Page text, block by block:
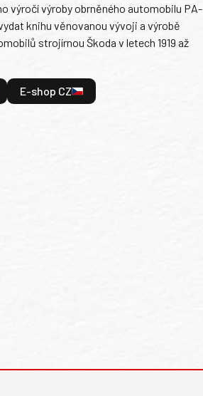
výročí výroby obrněného automobilu PA-
knihu věnovanou vývoji a výrobě
strojírnou Škoda v letech 1919 až
E-shop CZ